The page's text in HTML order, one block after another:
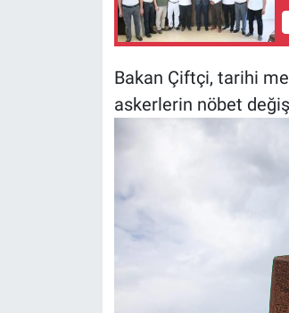
Bakan Çiftçi, tarihi
askerlerin nöbet